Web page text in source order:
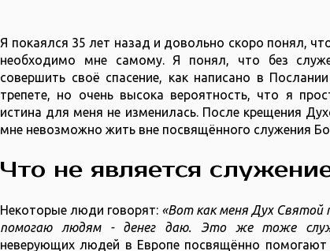
Я покаялся 35 лет назад и довольно скоро понял,
необходимо мне самому. Я понял, что без
совершить своё спасение, как написано в
трепете, но очень высока вероятность, что я
истина для меня не изменилась. После крещения
мне невозможно жить вне посвящённого служения
Что не является
Некоторые люди говорят: «Вот как меня Дух Святой
помогаю людям - денег даю. Это же тоже
неверующих людей в Европе посвящённо